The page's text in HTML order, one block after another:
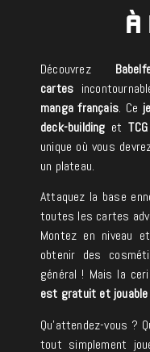
À
Découvrez
cartes
manga français. Ce
deck-building etTCG
unique où vous
un plateau.
Attaquez la base
toutes les cartes
Montez en niveau
obtenir des
général ! Mais la
est gratuit et jouable
Qu’attendez-vous ?
tout simplement